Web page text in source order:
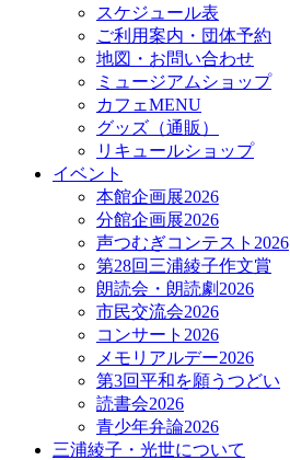
スケジュール表
ご利用案内・団体予約
地図・お問い合わせ
ミュージアムショップ
カフェMENU
グッズ（通販）
リキュールショップ
イベント
本館企画展2026
分館企画展2026
声つむぎコンテスト2026
第28回三浦綾子作文賞
朗読会・朗読劇2026
市民交流会2026
コンサート2026
メモリアルデー2026
第3回平和を願うつどい
読書会2026
青少年弁論2026
三浦綾子・光世について